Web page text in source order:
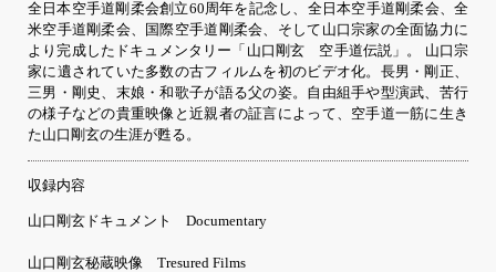
全日本空手道剛柔会創立60周年を記念し、全日本空手道剛柔会、全
米空手道剛柔会、国際空手道剛柔会、そして山口宗家の全面協力に
より完成したドキュメンタリー「山口剛玄 空手道伝説」。 山口宗
家に遺されていた多数の古フィルムを初のビデオ化。長男・剛正、
三男・剛史、末娘・和歌子が語る父の姿。自由組手や型演武、苦行
の様子などの貴重映像と近親者の証言によって、空手道一筋に生き
た山口剛玄の生涯が甦る。
収録内容
山口剛玄ドキュメント Documentary
山口剛玄秘蔵映像 Tresured Films